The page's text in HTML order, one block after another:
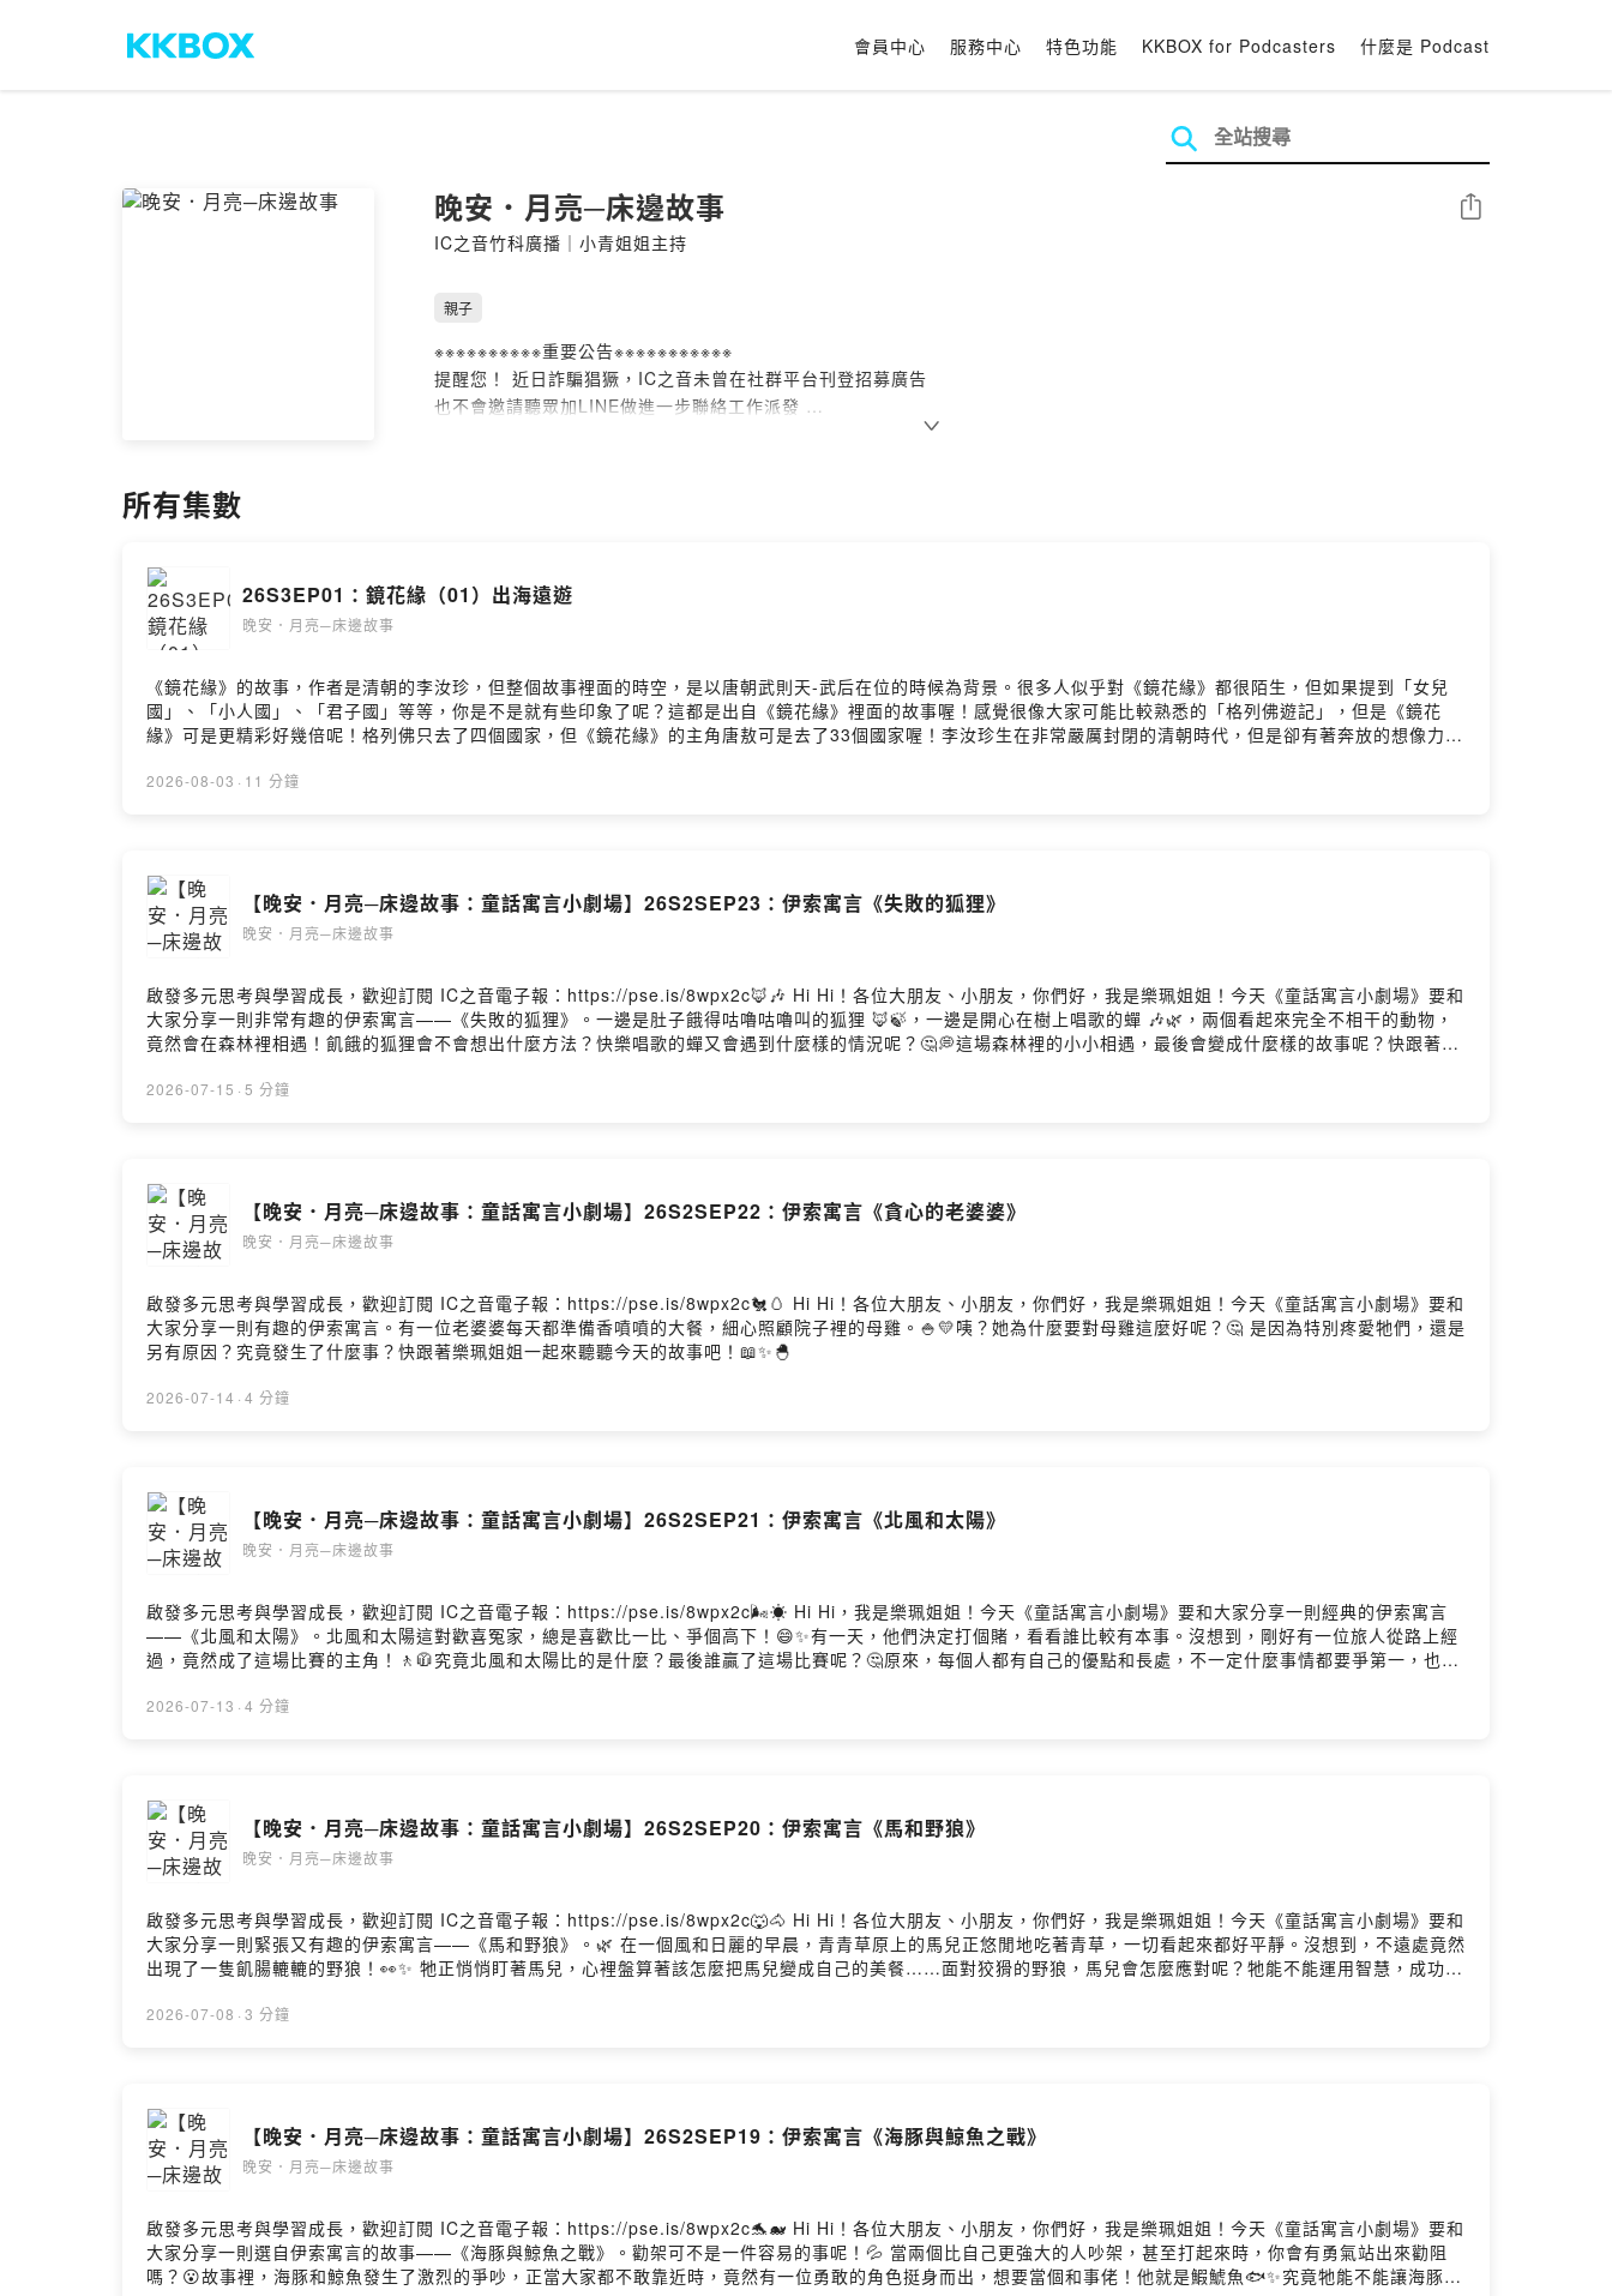
會員中心 服務中心 特色功能 KKBOX for Podcasters 什麼是 Podcast
晚安．月亮─床邊故事
IC之音竹科廣播｜小青姐姐主持
分享
親子
※※※※※※※※※※重要公告※※※※※※※※※※※
提醒您！ 近日詐騙猖獗，IC之音未曾在社群平台刊登招募廣告
也不會邀請聽眾加LINE做進一步聯絡工作派發
所有集數
26S3EP01：鏡花緣（01）出海遠遊
晚安．月亮─床邊故事
《鏡花緣》的故事，作者是清朝的李汝珍，但整個故事裡面的時空，是以唐朝武則天-武后在位的時候為背景。很多人似乎對《鏡花緣》都很陌生，但如果提到「女兒
國」、「小人國」、「君子國」等等，你是不是就有些印象了呢？這都是出自《鏡花緣》裡面的故事喔！感覺很像大家可能比較熟悉的「格列佛遊記」，但是《鏡花
緣》可是更精彩好幾倍呢！格列佛只去了四個國家，但《鏡花緣》的主角唐敖可是去了33個國家喔！李汝珍生在非常嚴厲封閉的清朝時代，但是卻有著奔放的想像力，
故事提出民主思想、諷刺大男人主義、重視女性權利等等的觀念喔！ ※節目故事內容取材自：東方出版社-古典小說全家讀本-《鏡花緣》同名書籍
2026-08-03 · 11 分鐘
【晚安．月亮─床邊故事：童話寓言小劇場】26S2SEP23：伊索寓言《失敗的狐狸》
晚安．月亮─床邊故事
啟發多元思考與學習成長，歡迎訂閱 IC之音電子報：https://pse.is/8wpx2c🦊🎶 Hi Hi！各位大朋友、小朋友，你們好，我是樂珮姐姐！今天《童話寓言小劇場》要和
大家分享一則非常有趣的伊索寓言——《失敗的狐狸》。一邊是肚子餓得咕嚕咕嚕叫的狐狸 🦊🍃，一邊是開心在樹上唱歌的蟬 🎶🌿，兩個看起來完全不相干的動物，
竟然會在森林裡相遇！飢餓的狐狸會不會想出什麼方法？快樂唱歌的蟬又會遇到什麼樣的情況呢？🤔💭這場森林裡的小小相遇，最後會變成什麼樣的故事呢？快跟著樂
2026-07-15 · 5 分鐘
【晚安．月亮─床邊故事：童話寓言小劇場】26S2SEP22：伊索寓言《貪心的老婆婆》
晚安．月亮─床邊故事
啟發多元思考與學習成長，歡迎訂閱 IC之音電子報：https://pse.is/8wpx2c🐔🥚 Hi Hi！各位大朋友、小朋友，你們好，我是樂珮姐姐！今天《童話寓言小劇場》要和
大家分享一則有趣的伊索寓言。有一位老婆婆每天都準備香噴噴的大餐，細心照顧院子裡的母雞。🍚💛咦？她為什麼要對母雞這麼好呢？🤔 是因為特別疼愛牠們，還是
另有原因？究竟發生了什麼事？快跟著樂珮姐姐一起來聽聽今天的故事吧！📖✨🐣
2026-07-14 · 4 分鐘
【晚安．月亮─床邊故事：童話寓言小劇場】26S2SEP21：伊索寓言《北風和太陽》
晚安．月亮─床邊故事
啟發多元思考與學習成長，歡迎訂閱 IC之音電子報：https://pse.is/8wpx2c🌬️☀️ Hi Hi，我是樂珮姐姐！今天《童話寓言小劇場》要和大家分享一則經典的伊索寓言
——《北風和太陽》。北風和太陽這對歡喜冤家，總是喜歡比一比、爭個高下！😄✨有一天，他們決定打個賭，看看誰比較有本事。沒想到，剛好有一位旅人從路上經
過，竟然成了這場比賽的主角！🚶🧥究竟北風和太陽比的是什麼？最後誰贏了這場比賽呢？🤔原來，每個人都有自己的優點和長處，不一定什麼事情都要爭第一，也不
2026-07-13 · 4 分鐘
【晚安．月亮─床邊故事：童話寓言小劇場】26S2SEP20：伊索寓言《馬和野狼》
晚安．月亮─床邊故事
啟發多元思考與學習成長，歡迎訂閱 IC之音電子報：https://pse.is/8wpx2c🐺🐴 Hi Hi！各位大朋友、小朋友，你們好，我是樂珮姐姐！今天《童話寓言小劇場》要和
大家分享一則緊張又有趣的伊索寓言——《馬和野狼》。🌿 在一個風和日麗的早晨，青青草原上的馬兒正悠閒地吃著青草，一切看起來都好平靜。沒想到，不遠處竟然
出現了一隻飢腸轆轆的野狼！👀✨ 牠正悄悄盯著馬兒，心裡盤算著該怎麼把馬兒變成自己的美餐……面對狡猾的野狼，馬兒會怎麼應對呢？牠能不能運用智慧，成功逃
2026-07-08 · 3 分鐘
【晚安．月亮─床邊故事：童話寓言小劇場】26S2SEP19：伊索寓言《海豚與鯨魚之戰》
晚安．月亮─床邊故事
啟發多元思考與學習成長，歡迎訂閱 IC之音電子報：https://pse.is/8wpx2c🐬🐋 Hi Hi！各位大朋友、小朋友，你們好，我是樂珮姐姐！今天《童話寓言小劇場》要和
大家分享一則選自伊索寓言的故事——《海豚與鯨魚之戰》。勸架可不是一件容易的事呢！💦 當兩個比自己更強大的人吵架，甚至打起來時，你會有勇氣站出來勸阻
嗎？😮故事裡，海豚和鯨魚發生了激烈的爭吵，正當大家都不敢靠近時，竟然有一位勇敢的角色挺身而出，想要當個和事佬！他就是鰕鯱魚🐟✨究竟牠能不能讓海豚和